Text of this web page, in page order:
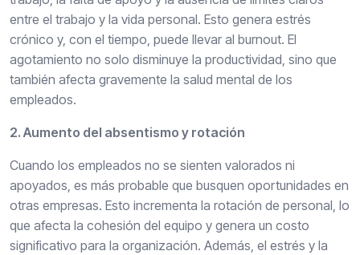
entre el trabajo y la vida personal. Esto genera estrés
crónico y, con el tiempo, puede llevar al burnout. El
agotamiento no solo disminuye la productividad, sino que
también afecta gravemente la salud mental de los
empleados.
2. Aumento del absentismo y rotación
Cuando los empleados no se sienten valorados ni
apoyados, es más probable que busquen oportunidades en
otras empresas. Esto incrementa la rotación de personal, lo
que afecta la cohesión del equipo y genera un costo
significativo para la organización. Además, el estrés y la